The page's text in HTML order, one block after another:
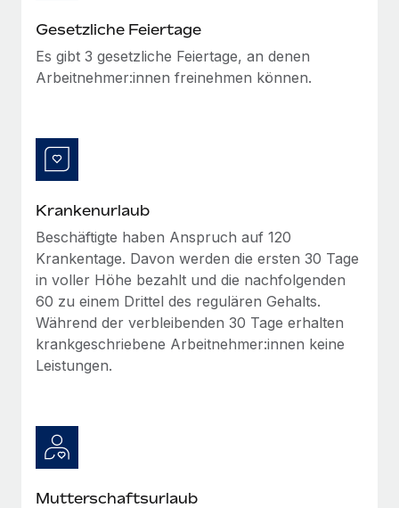
Mobilität und Relocation
Mühelose Relocation von Mitarbeiter:innen
Auf einen Blick Erfahre mehr über die unglaubliche
Transformation einer weltweit erfolgreichen...
Den Blog erkunden
BLOG
Gusto und Zero und Contractor Management
Plus
aller Größen dabei unterstützen, die beste...
Mehr erfahren
Wie Phiture 55 Mitarbeiter:innen in 19 Ländern
mit Remote verwaltet
Phiture ist der unumstrittene Marktführer im Bereich der
Wachstumsberatung für mobile Apps. Das...
Gesetzliche Feiertage
Es gibt 3 gesetzliche Feiertage, an denen
Arbeitnehmer:innen freinehmen können.
Krankenurlaub
Beschäftigte haben Anspruch auf 120
Krankentage. Davon werden die ersten 30 Tage
in voller Höhe bezahlt und die nachfolgenden
60 zu einem Drittel des regulären Gehalts.
Während der verbleibenden 30 Tage erhalten
krankgeschriebene Arbeitnehmer:innen keine
Leistungen.
Mutterschaftsurlaub